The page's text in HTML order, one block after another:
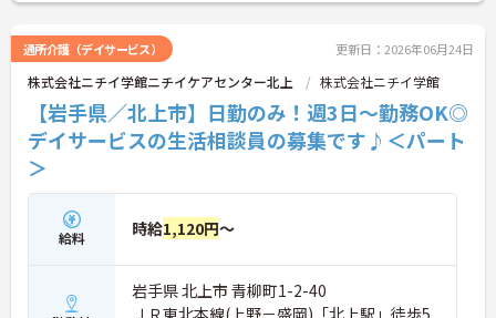
通所介護（デイサービス） 更新日：2026年06月24日
株式会社ニチイ学館ニチイケアセンター北上 株式会社ニチイ学館
【岩手県／北上市】日勤のみ！週3日～勤務OK◎
デイサービスの生活相談員の募集です♪＜パート
＞
給料 時給1,120円～
岩手県 北上市 青柳町1-2-40
ＪＲ東北本線(上野－盛岡)「北上駅」徒歩5